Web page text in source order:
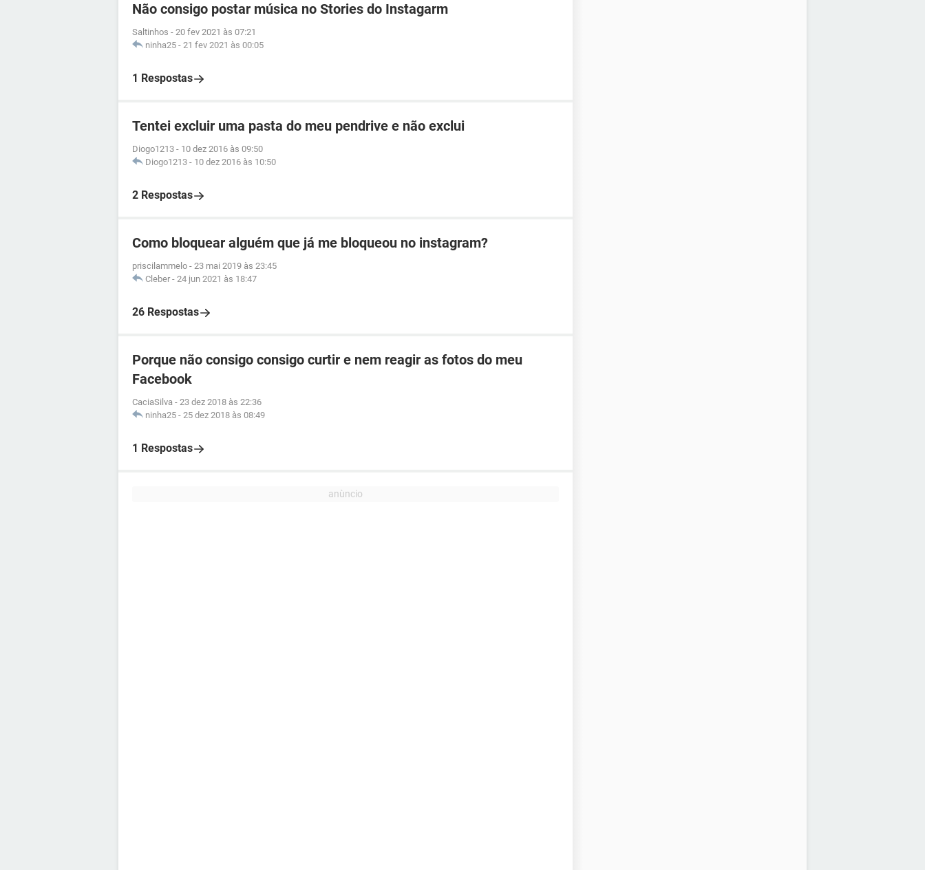
Não consigo postar música no Stories do Instagarm
Saltinhos - 20 fev 2021 às 07:21
ninha25 - 21 fev 2021 às 00:05
1 Respostas
Tentei excluir uma pasta do meu pendrive e não exclui
Diogo1213 - 10 dez 2016 às 09:50
Diogo1213 - 10 dez 2016 às 10:50
2 Respostas
Como bloquear alguém que já me bloqueou no instagram?
priscilammelo - 23 mai 2019 às 23:45
Cleber - 24 jun 2021 às 18:47
26 Respostas
Porque não consigo consigo curtir e nem reagir as fotos do meu
Facebook
CaciaSilva - 23 dez 2018 às 22:36
ninha25 - 25 dez 2018 às 08:49
1 Respostas